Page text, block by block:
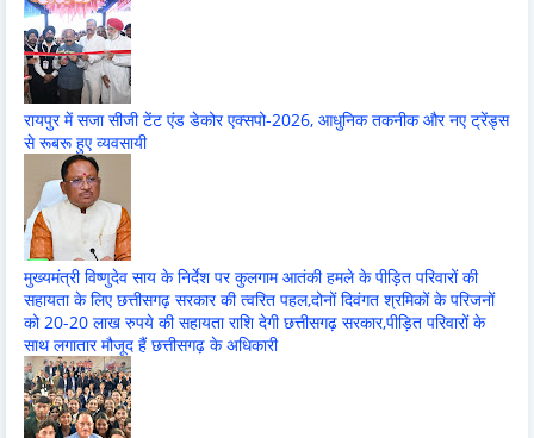
रायपुर में सजा सीजी टेंट एंड डेकोर एक्सपो-2026, आधुनिक तकनीक और नए ट्रेंड्स
से रूबरू हुए व्यवसायी
मुख्यमंत्री विष्णुदेव साय के निर्देश पर कुलगाम आतंकी हमले के पीड़ित परिवारों की
सहायता के लिए छत्तीसगढ़ सरकार की त्वरित पहल,दोनों दिवंगत श्रमिकों के परिजनों
को 20-20 लाख रुपये की सहायता राशि देगी छत्तीसगढ़ सरकार,पीड़ित परिवारों के
साथ लगातार मौजूद हैं छत्तीसगढ़ के अधिकारी